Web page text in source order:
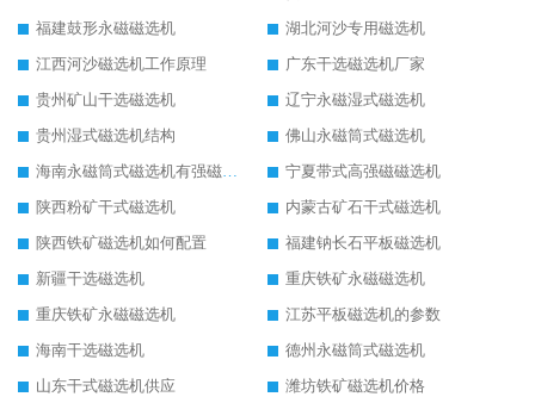
福建鼓形永磁磁选机
湖北河沙专用磁选机
江西河沙磁选机工作原理
广东干选磁选机厂家
贵州矿山干选磁选机
辽宁永磁湿式磁选机
贵州湿式磁选机结构
佛山永磁筒式磁选机
海南永磁筒式磁选机有强磁的吗
宁夏带式高强磁磁选机
陕西粉矿干式磁选机
内蒙古矿石干式磁选机
陕西铁矿磁选机如何配置
福建钠长石平板磁选机
新疆干选磁选机
重庆铁矿永磁磁选机
重庆铁矿永磁磁选机
江苏平板磁选机的参数
海南干选磁选机
德州永磁筒式磁选机
山东干式磁选机供应
潍坊铁矿磁选机价格